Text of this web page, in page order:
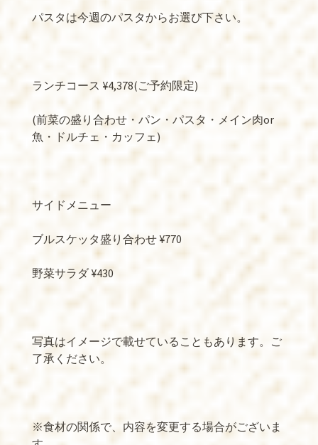
パスタは今週のパスタからお選び下さい。
ランチコース ¥4,378(ご予約限定)
(前菜の盛り合わせ・パン・パスタ・メイン肉or
魚・ドルチェ・カッフェ)
サイドメニュー
ブルスケッタ盛り合わせ ¥770
野菜サラダ ¥430
写真はイメージで載せていることもあります。ご
了承ください。
※食材の関係で、内容を変更する場合がございま